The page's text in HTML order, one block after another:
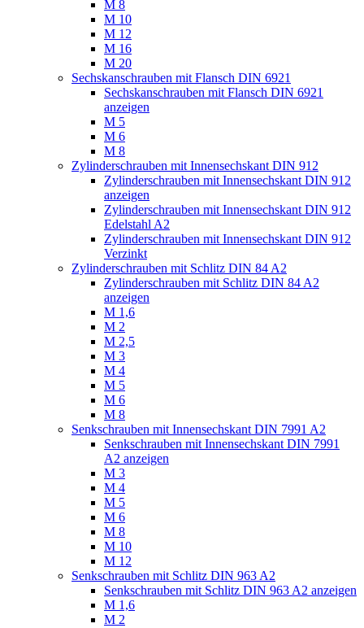
M 8
M 10
M 12
M 16
M 20
Sechskanschrauben mit Flansch DIN 6921
Sechskanschrauben mit Flansch DIN 6921
anzeigen
M 5
M 6
M 8
Zylinderschrauben mit Innensechskant DIN 912
Zylinderschrauben mit Innensechskant DIN 912
anzeigen
Zylinderschrauben mit Innensechskant DIN 912
Edelstahl A2
Zylinderschrauben mit Innensechskant DIN 912
Verzinkt
Zylinderschrauben mit Schlitz DIN 84 A2
Zylinderschrauben mit Schlitz DIN 84 A2
anzeigen
M 1,6
M 2
M 2,5
M 3
M 4
M 5
M 6
M 8
Senkschrauben mit Innensechskant DIN 7991 A2
Senkschrauben mit Innensechskant DIN 7991
A2 anzeigen
M 3
M 4
M 5
M 6
M 8
M 10
M 12
Senkschrauben mit Schlitz DIN 963 A2
Senkschrauben mit Schlitz DIN 963 A2 anzeigen
M 1,6
M 2